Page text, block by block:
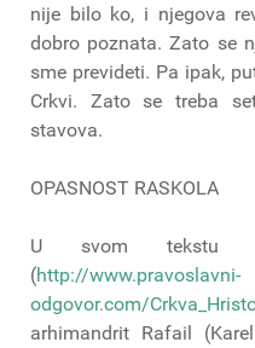
nije bilo ko, i njegova
dobro poznata. Zato se
sme prevideti. Pa ipak,
Crkvi. Zato se treba
stavova.
OPASNOST RASKOLA
U svom tekstu
(http://www.pravoslavni-
odgovor.com/
arhimandrit Rafail